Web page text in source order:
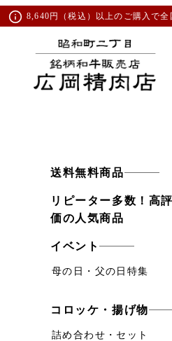
8,640円（税込）以上のご購入で全
送料無料商品
リピーター多数！高評
価の人気商品
イベント
母の日・父の日特集
コロッケ・揚げ物
詰め合わせ・セット